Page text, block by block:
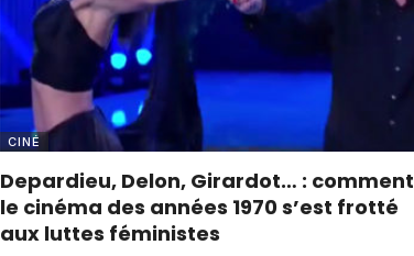
CINÉ
Depardieu, Delon, Girardot… : comment
le cinéma des années 1970 s’est frotté
aux luttes féministes